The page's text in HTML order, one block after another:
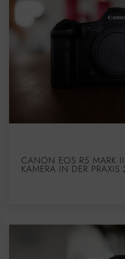
CANON EOS R5 MARK II
KAMERA IN DER